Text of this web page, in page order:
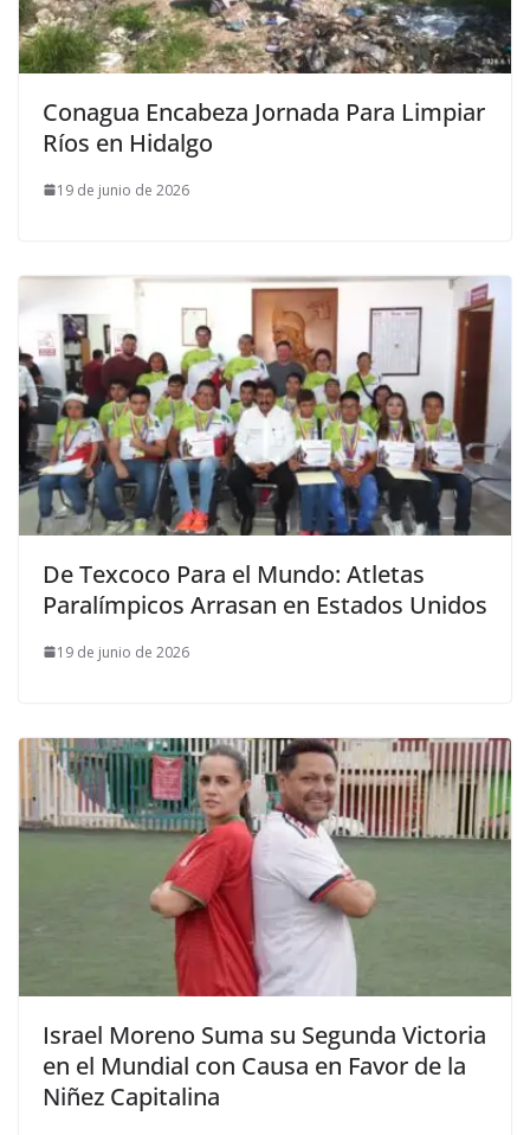
Conagua Encabeza Jornada Para Limpiar
Ríos en Hidalgo
19 de junio de 2026
De Texcoco Para el Mundo: Atletas
Paralímpicos Arrasan en Estados Unidos
19 de junio de 2026
Israel Moreno Suma su Segunda Victoria
en el Mundial con Causa en Favor de la
Niñez Capitalina